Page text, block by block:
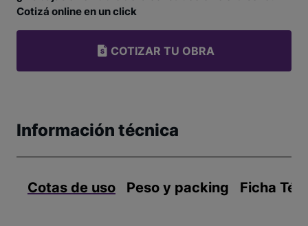
Cotizá online en un click
COTIZAR TU OBRA
Información técnica
Cotas de uso Peso y packing Ficha